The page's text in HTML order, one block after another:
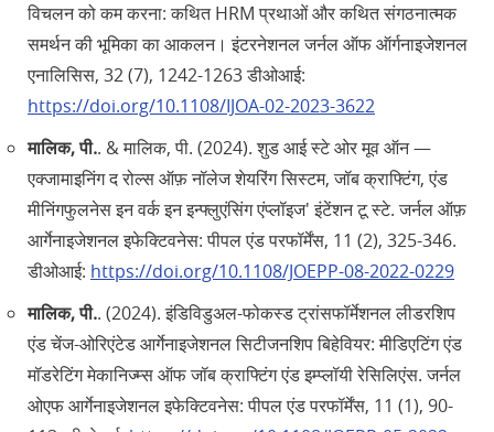
विचलन को कम करना: कथित HRM प्रथाओं और कथित संगठनात्मक
समर्थन की भूमिका का आकलन। इंटरनेशनल जर्नल ऑफ ऑर्गनाइजेशनल
एनालिसिस, 32 (7), 1242-1263 डीओआई:
https://doi.org/10.1108/IJOA-02-2023-3622
मालिक, पी.. & मालिक, पी. (2024). शुड आई स्टे ओर मूव ऑन —
एक्जामाइनिंग द रोल्स ऑफ़ नॉलेज शेयरिंग सिस्टम, जॉब क्राफ्टिंग, एंड
मीनिंगफुलनेस इन वर्क इन इन्फ्लुएंसिंग एंप्लॉइज' इंटेंशन टू स्टे. जर्नल ऑफ़
आर्गेनाइजेशनल इफेक्टिवनेस: पीपल एंड परफॉर्मेंस, 11 (2), 325-346.
डीओआई: https://doi.org/10.1108/JOEPP-08-2022-0229
मालिक, पी.. (2024). इंडिविडुअल-फोकस्ड ट्रांसफॉर्मेशनल लीडरशिप
एंड चेंज-ओरिएंटेड आर्गेनाइजेशनल सिटीजनशिप बिहेवियर: मीडिएटिंग एंड
मॉडरेटिंग मेकानिज्म्स ऑफ जॉब क्राफ्टिंग एंड इम्प्लॉयी रेसिलिएंस. जर्नल
ओएफ आर्गेनाइजेशनल इफेक्टिवनेस: पीपल एंड परफॉर्मेंस, 11 (1), 90-